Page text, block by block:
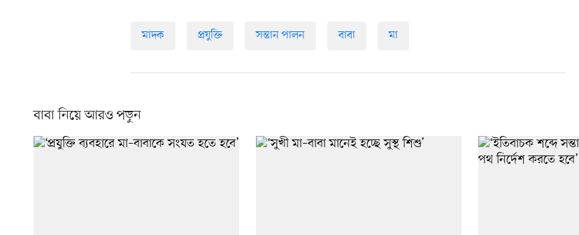
মাদক প্রযুক্তি সন্তান পালন বাবা মা
বাবা নিয়ে আরও পড়ুন